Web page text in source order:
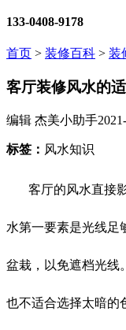
133-0408-9178
首页 > 装修百科 > 装
客厅装修风水的
编辑 杰美小助手
标签： 风水知识
客厅的风水直接
水第一要素是光线足
盆栽，以免遮档光线
也不适合选择太暗的